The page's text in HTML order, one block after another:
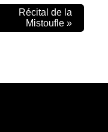
Récital de la
Mistoufle »